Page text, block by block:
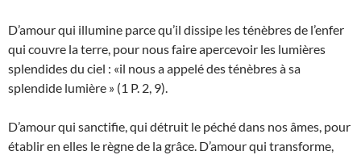
D’amour qui illumine parce qu’il dissipe les ténèbres de l’enfer
qui couvre la terre, pour nous faire apercevoir les lumières
splendides du ciel : «il nous a appelé des ténèbres à sa
splendide lumière » (1 P. 2, 9).
D’amour qui sanctifie, qui détruit le péché dans nos âmes, pour
établir en elles le règne de la grâce. D’amour qui transforme,